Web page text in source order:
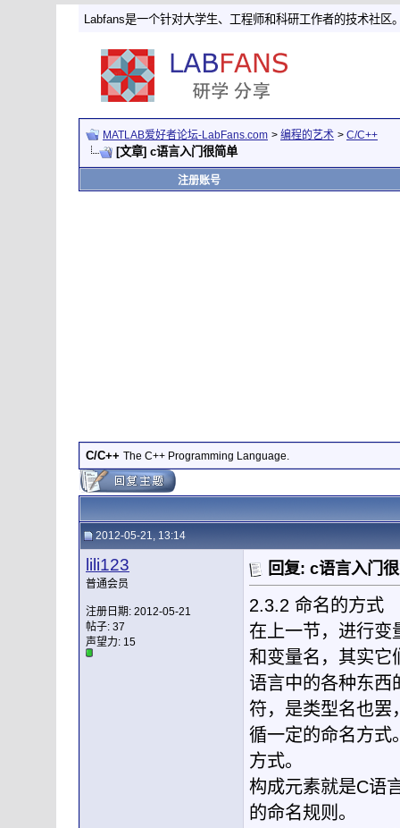
Labfans是一个针对大学生、工程师和科研工作者的技术社区
MATLAB爱好者论坛-LabFans.com > 编程的艺术 > C/C++
[文章] c语言入门很简单
注册账号
C/C++ The C++ Programming Language.
2012-05-21, 13:14
lili123
普通会员
注册日期: 2012-05-21
帖子: 37
声望力: 15
回复: c语言入门
2.3.2 命名的方式
在上一节，进行变
和变量名，其实它
语言中的各种东西
符，是类型名也罢
循一定的命名方式
方式。
构成元素就是C语
的命名规则。